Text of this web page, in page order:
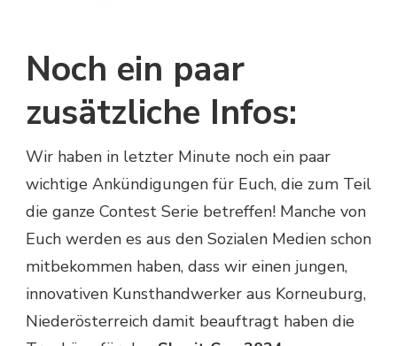
Noch ein paar
zusätzliche Infos:
Wir haben in letzter Minute noch ein paar
wichtige Ankündigungen für Euch, die zum Teil
die ganze Contest Serie betreffen! Manche von
Euch werden es aus den Sozialen Medien schon
mitbekommen haben, dass wir einen jungen,
innovativen Kunsthandwerker aus Korneuburg,
Niederösterreich damit beauftragt haben die